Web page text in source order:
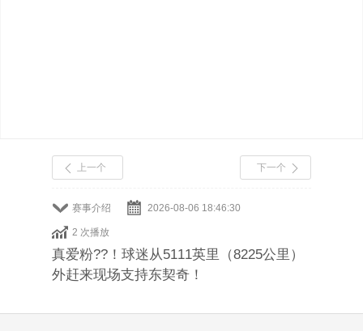
赛事介绍 2026-08-06 18:46:30
2 次播放
上一个 下一个
真爱粉??！球迷从5111英里（8225公里）
外赶来现场支持东契奇！